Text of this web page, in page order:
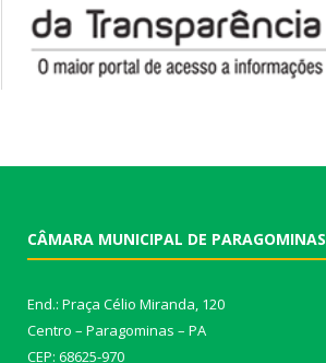
CÂMARA MUNICIPAL DE PARAGOMINAS
End.: Praça Célio Miranda, 120
Centro – Paragominas – PA
CEP: 68625-970